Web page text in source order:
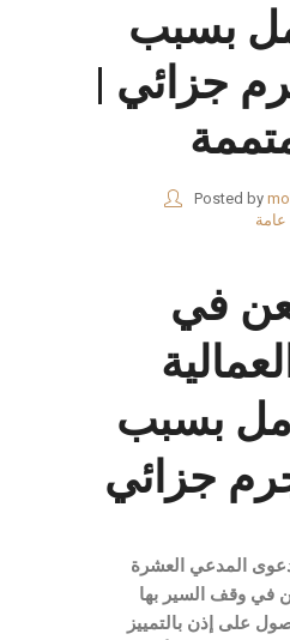
بسبب
جزائي |
Posted by
عامة
في
بسبب
جرم جزائي
دعوى المدعي العشرة
في وقف السير بها
على إذن بالتمييز